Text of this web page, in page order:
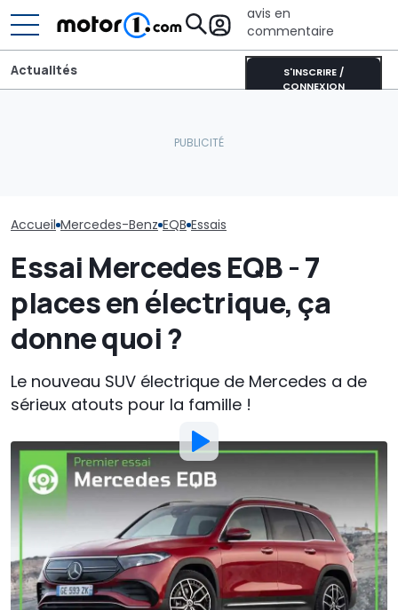
avis en
commentaire
S'INSCRIRE /
CONNEXION
Actualités
Accueil Mercedes-Benz EQB Essais
Essai Mercedes EQB - 7
places en électrique, ça
donne quoi ?
Le nouveau SUV électrique de Mercedes a de
sérieux atouts pour la famille !
Par:Mael Pilven
Ajouter Motor1.com en tant que
source préférée sur Google
Le label EQ deMercedescommence peu à peu